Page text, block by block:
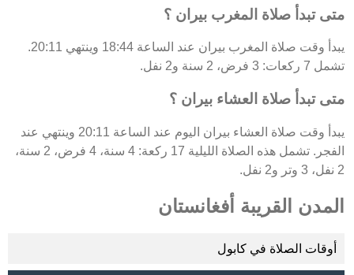
متى تبدأ صلاة المغرب بيران ؟
يبدأ وقت صلاة المغرب بيران عند الساعة 18:44 وينتهي 20:11.
تشمل 7 ركعات: 3 فرض، 2 سنة و2 نفل.
متى تبدأ صلاة العشاء بيران ؟
يبدأ وقت صلاة العشاء بيران اليوم عند الساعة 20:11 وينتهي عند
الفجر. تشمل هذه الصلاة الليلية 17 ركعة: 4 سنة، 4 فرض، 2 سنة،
2 نفل، 3 وتر و2 نفل.
المدن القريبة أفغانستان
أوقات الصلاة في كابول